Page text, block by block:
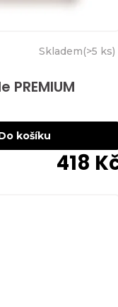
Skladem(>5 ks)
418
košíku